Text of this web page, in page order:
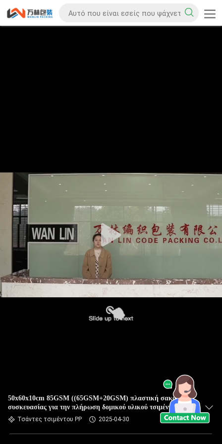
50x60x10cm 85GSM ((65GSM+20GSM) πλαστική σακούλα
συσκευασίας για την πλήρωση δομικού υλικού τσιμέντου
Τσάντες τσιμέντου PP 2025-04-30